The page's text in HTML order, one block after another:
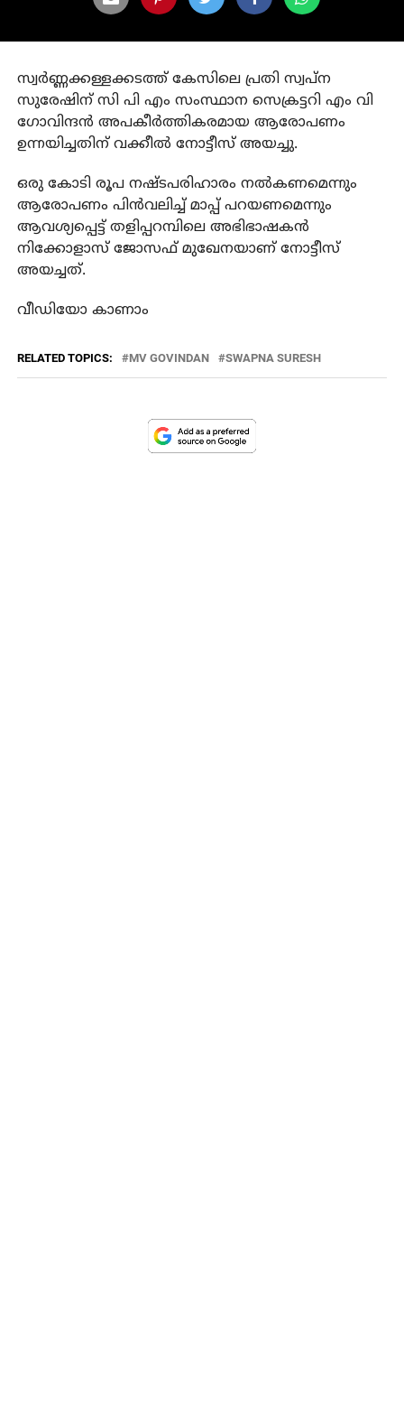
സ്വര്‍ണ്ണക്കള്ളക്കടത്ത് കേസിലെ പ്രതി സ്വപ്ന
സുരേഷിന് സി പി എം സംസ്ഥാന സെക്രട്ടറി എം വി
ഗോവിന്ദന്‍ അപകീര്‍ത്തികരമായ ആരോപണം
ഉന്നയിച്ചതിന് വക്കീല്‍ നോട്ടീസ് അയച്ചു.
ഒരു കോടി രൂപ നഷ്ടപരിഹാരം നല്‍കണമെന്നും
ആരോപണം പിന്‍വലിച്ച് മാപ്പ് പറയണമെന്നും
ആവശ്യപ്പെട്ട് തളിപ്പറമ്പിലെ അഭിഭാഷകന്‍
നിക്കോളാസ് ജോസഫ് മുഖേനയാണ് നോട്ടീസ്
അയച്ചത്.
വീഡിയോ കാണാം
RELATED TOPICS: MV GOVINDAN SWAPNA SURESH